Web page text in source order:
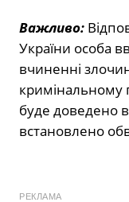
Важливо:
України особа
вчиненні
кримінальному
буде доведено
встановлено
РЕКЛАМА